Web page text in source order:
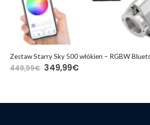
1336 Ch. De Waterloo